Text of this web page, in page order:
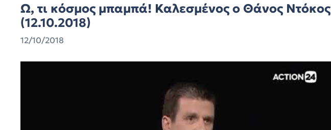
Ω, τι κόσμος μπαμπά! Καλεσμένος ο Θάνος Ντόκος
(12.10.2018)
12/10/2018